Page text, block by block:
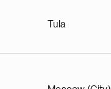
Tula